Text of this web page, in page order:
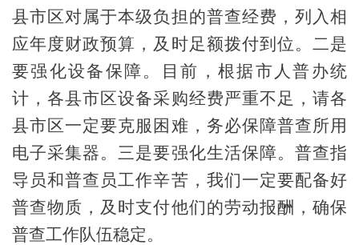
县市区对属于本级负担的普查经费，列入相
应年度财政预算，及时足额拨付到位。二是
要强化设备保障。目前，根据市人普办统
计，各县市区设备采购经费严重不足，请各
县市区一定要克服困难，务必保障普查所用
电子采集器。三是要强化生活保障。普查指
导员和普查员工作辛苦，我们一定要配备好
普查物质，及时支付他们的劳动报酬，确保
普查工作队伍稳定。